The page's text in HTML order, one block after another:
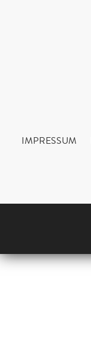
IMPRESSUM